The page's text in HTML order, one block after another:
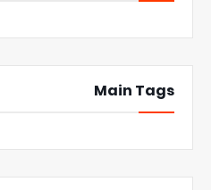
Main Tags